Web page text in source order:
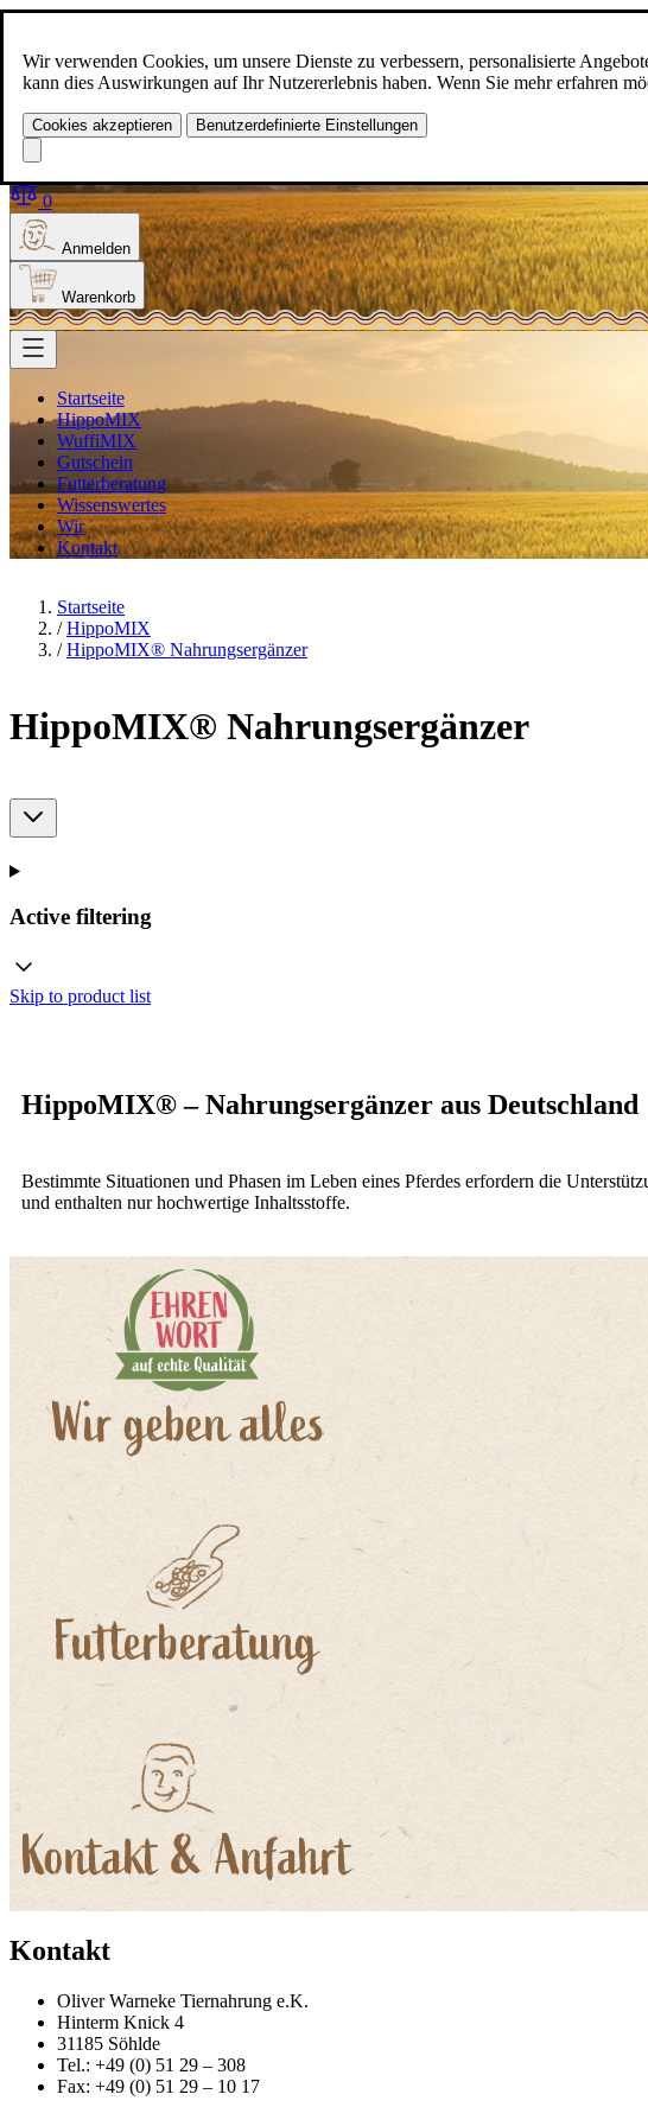
Wir verwenden Cookies, um unsere Dienste zu verbessern, personalisierte
kann dies Auswirkungen auf Ihr Nutzererlebnis haben. Wenn Sie mehr erfahren
Cookies akzeptieren Benutzerdefinierte Einstellungen
Zum Inhalt springen
+49(0)5129-308
Produkt finden
0
Anmelden
Warenkorb
Startseite
HippoMIX
WuffiMIX
Gutschein
Futterberatung
Wissenswertes
Wir
Kontakt
Startseite
/ HippoMIX
/ HippoMIX® Nahrungsergänzer
HippoMIX® Nahrungsergänzer
Active filtering
Skip to product list
HippoMIX® – Nahrungsergänzer aus Deutschland
Bestimmte Situationen und Phasen im Leben eines Pferdes erfordern die
und enthalten nur hochwertige Inhaltsstoffe.
Kontakt
Oliver Warneke Tiernahrung e.K.
Hinterm Knick 4
31185 Söhlde
Tel.: +49 (0) 51 29 – 308
Fax: +49 (0) 51 29 – 10 17